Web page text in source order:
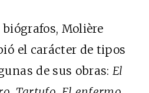
Molière
el carácter de tipos
de sus obras: El